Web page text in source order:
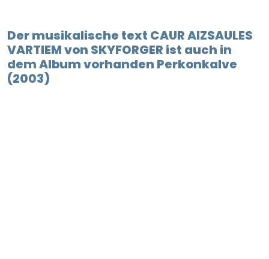
Der musikalische text CAUR AIZSAULES
VARTIEM von SKYFORGER ist auch in
dem Album vorhanden Perkonkalve
(2003)